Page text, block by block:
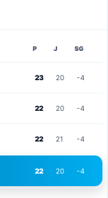
P J SG
23 20 -4
22 20 -4
22 21 -4
22 20 -4